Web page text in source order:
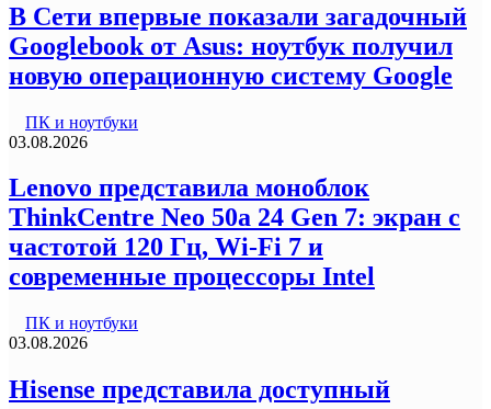
В Сети впервые показали загадочный
Googlebook от Asus: ноутбук получил
новую операционную систему Google
ПК и ноутбуки
03.08.2026
Lenovo представила моноблок
ThinkCentre Neo 50a 24 Gen 7: экран с
частотой 120 Гц, Wi-Fi 7 и
современные процессоры Intel
ПК и ноутбуки
03.08.2026
Hisense представила доступный